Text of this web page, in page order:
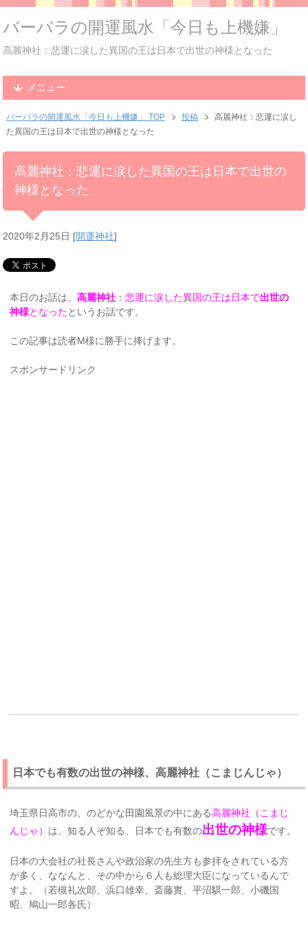
バーバラの開運風水「今日も上機嫌」
高麗神社：悲運に涙した異国の王は日本で出世の神様となった
メニュー
バーバラの開運風水「今日も上機嫌」 TOP 投稿
高麗神社：悲運に涙し
た異国の王は日本で出世の神様となった
高麗神社：悲運に涙した異国の王は日本で出世の
神様となった
2020年2月25日 [開運神社]
本日のお話は、高麗神社 ：悲運に涙した異国の王は日本で出世の
神様となったというお話です。
この記事は読者M様に勝手に捧げます。
スポンサードリンク
日本でも有数の出世の神様、高麗神社（こまじんじゃ）
埼玉県日高市の、のどかな田園風景の中にある高麗神社（こまじ
んじゃ） は、知る人ぞ知る、日本でも有数の出世の神様です。
日本の大会社の社長さんや政治家の先生方も参拝をされている方
が多く、ななんと、その中から６人も総理大臣になっているんで
すよ。（若槻礼次郎、浜口雄幸、斎藤實、平沼騏一郎、小磯国
昭、鳩山一郎各氏）